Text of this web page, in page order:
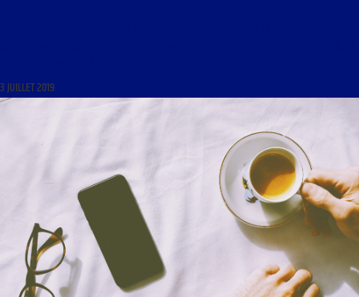
3 JUILLET 2019